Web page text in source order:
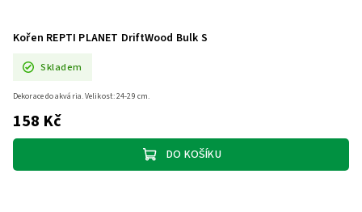
Kořen REPTI PLANET DriftWood Bulk S
Skladem
158 Kč
DO KOŠÍKU
Dekorace do akvária. Velikost: 24-29 cm.